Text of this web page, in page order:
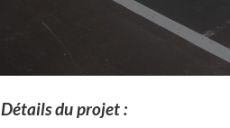
Détails du projet :